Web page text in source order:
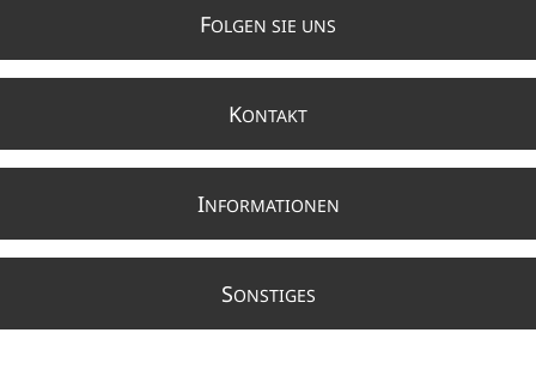
FOLGEN SIE UNS
KONTAKT
INFORMATIONEN
SONSTIGES